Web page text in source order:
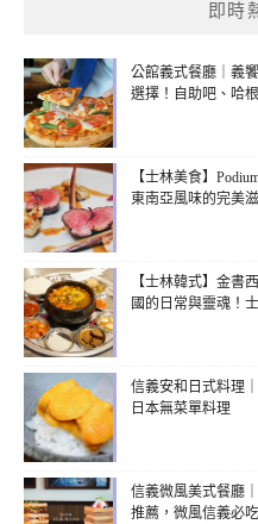
即時
公館義式餐廳｜義
選擇！自助吧、哈
【士林美食】
東南亞風味的完美
【士林韓式】金書
國的日常與靈魂！
信義安和日式料理
日本無菜單料理
信義微風美式餐廳
推薦，微風信義必